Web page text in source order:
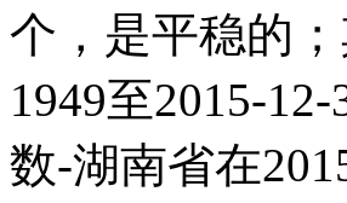
个，是平稳的
1949至2015-
数-湖南省在